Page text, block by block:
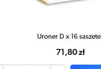
Uroner x 60 tabletek
53,84 zł